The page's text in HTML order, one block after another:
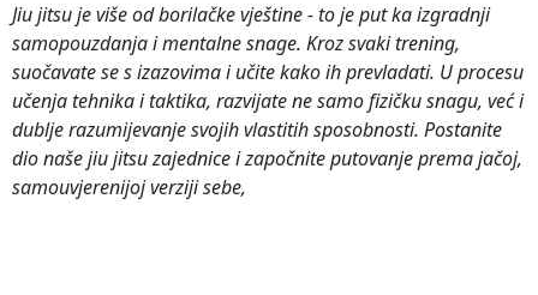
Jiu jitsu je više od borilačke vještine - to je put ka izgradnji
samopouzdanja i mentalne snage. Kroz svaki trening,
suočavate se s izazovima i učite kako ih prevladati. U procesu
učenja tehnika i taktika, razvijate ne samo fizičku snagu, već i
dublje razumijevanje svojih vlastitih sposobnosti. Postanite
dio naše jiu jitsu zajednice i započnite putovanje prema jačoj,
samouvjerenijoj verziji sebe,